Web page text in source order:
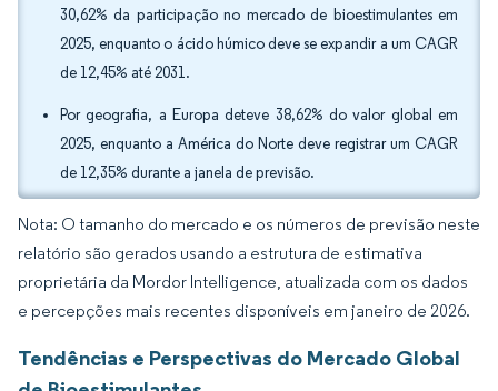
30,62% da participação no mercado de bioestimulantes em
2025, enquanto o ácido húmico deve se expandir a um CAGR
de 12,45% até 2031.
Por geografia, a Europa deteve 38,62% do valor global em
2025, enquanto a América do Norte deve registrar um CAGR
de 12,35% durante a janela de previsão.
Nota: O tamanho do mercado e os números de previsão neste
relatório são gerados usando a estrutura de estimativa
proprietária da Mordor Intelligence, atualizada com os dados
e percepções mais recentes disponíveis em janeiro de 2026.
Tendências e Perspectivas do Mercado Global